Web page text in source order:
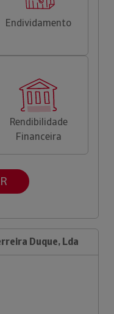
Endividamento
Rendibilidade
Financeira
Duque, Lda